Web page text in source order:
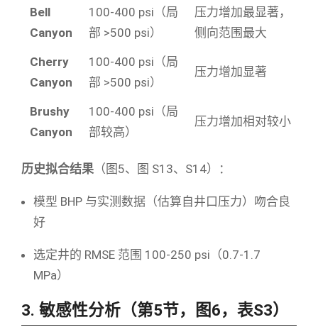
Bell
Canyon
100-400 psi（局
部 >500 psi）
压力增加最显著，
侧向范围最大
Cherry
Canyon
100-400 psi（局
部 >500 psi）
压力增加显著
Brushy
Canyon
100-400 psi（局
部较高）
压力增加相对较小
历史拟合结果 （图5、图 S13、S14）：
模型 BHP 与实测数据（估算自井口压力）吻合良
好
选定井的 RMSE 范围 100-250 psi（0.7-1.7
MPa）
3. 敏感性分析（第5节，图6，表S3）